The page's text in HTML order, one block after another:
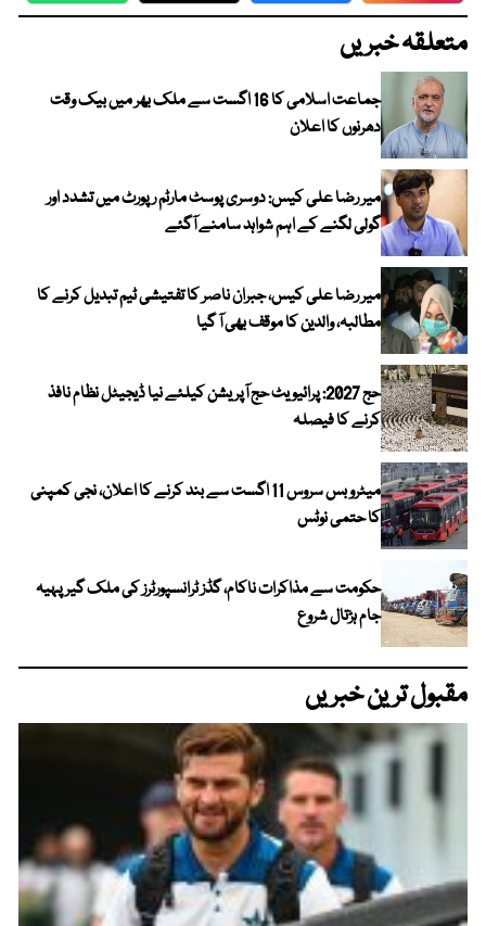
متعلقہ خبریں
جماعت اسلامی کا 16 اگست سے ملک بھر میں بیک وقت
دھرنوں کا اعلان
میر رضا علی کیس: دوسری پوسٹ مارٹم رپورٹ میں تشدد اور
گولی لگنے کے اہم شواہد سامنے آگئے
میر رضا علی کیس، جبران ناصر کا تفتیشی ٹیم تبدیل کرنے کا
مطالبہ، والدین کا موقف بھی آ گیا
حج 2027: پرائیویٹ حج آپریشن کیلئے نیا ڈیجیٹل نظام نافذ
کرنے کا فیصلہ
میٹرو بس سروس 11 اگست سے بند کرنے کا اعلان، نجی کمپنی
کا حتمی نوٹس
حکومت سے مذاکرات ناکام، گڈز ٹرانسپورٹرز کی ملک گیر پہیہ
جام ہڑتال شروع
مقبول ترین خبریں